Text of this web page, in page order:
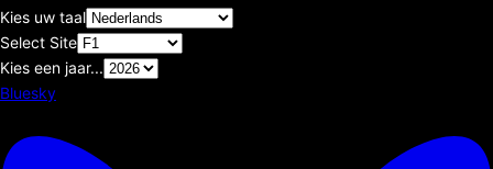
Kies uw taal
Select Site
Kies een jaar...
Bluesky